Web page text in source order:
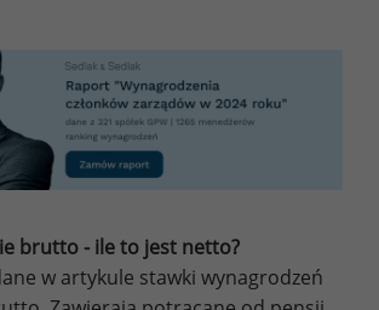
brutto - ile to jest netto?
w artykule stawki wynagrodzeń